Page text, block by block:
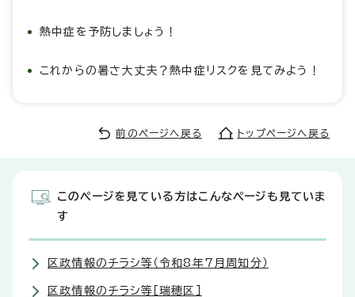
熱中症を予防しましょう！
これからの暑さ大丈夫？熱中症リスクを見てみよう！
前のページへ戻る トップページへ戻る
このページを見ている方はこんなページも見ていま
す
区政情報のチラシ等（令和8年7月周知分）
区政情報のチラシ等［瑞穂区］